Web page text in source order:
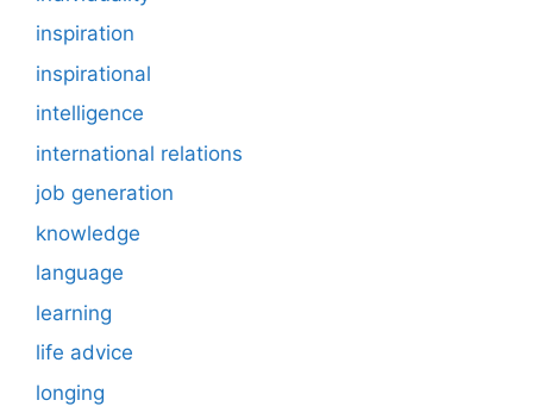
inspiration
inspirational
intelligence
international relations
job generation
knowledge
language
learning
life advice
longing